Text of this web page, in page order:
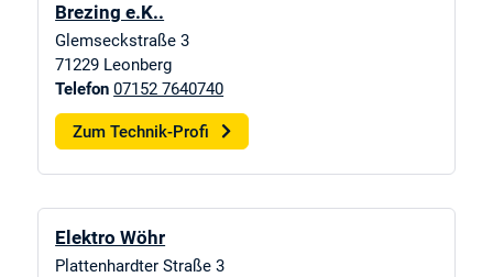
Brezing e.K..
Glemseckstraße 3
71229 Leonberg
Telefon 07152 7640740
Zum Technik-Profi
Elektro Wöhr
Plattenhardter Straße 3